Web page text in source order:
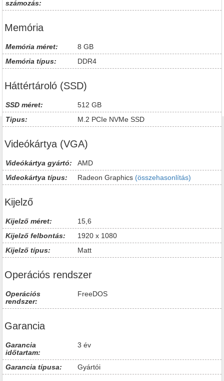
számozás:
Memória
Memória méret:
8 GB
Memória típus:
DDR4
Háttértároló (SSD)
SSD méret:
512 GB
Tipus:
M.2 PCIe NVMe SSD
Videókártya (VGA)
Videókártya gyártó:
AMD
Videokártya típus:
Radeon Graphics (összehasonlítás)
Kijelző
Kijelző méret:
15,6
Kijelző felbontás:
1920 x 1080
Kijelző típus:
Matt
Operációs rendszer
Operációs
rendszer:
FreeDOS
Garancia
Garancia
időtartam:
3 év
Garancia típusa: Gyártói